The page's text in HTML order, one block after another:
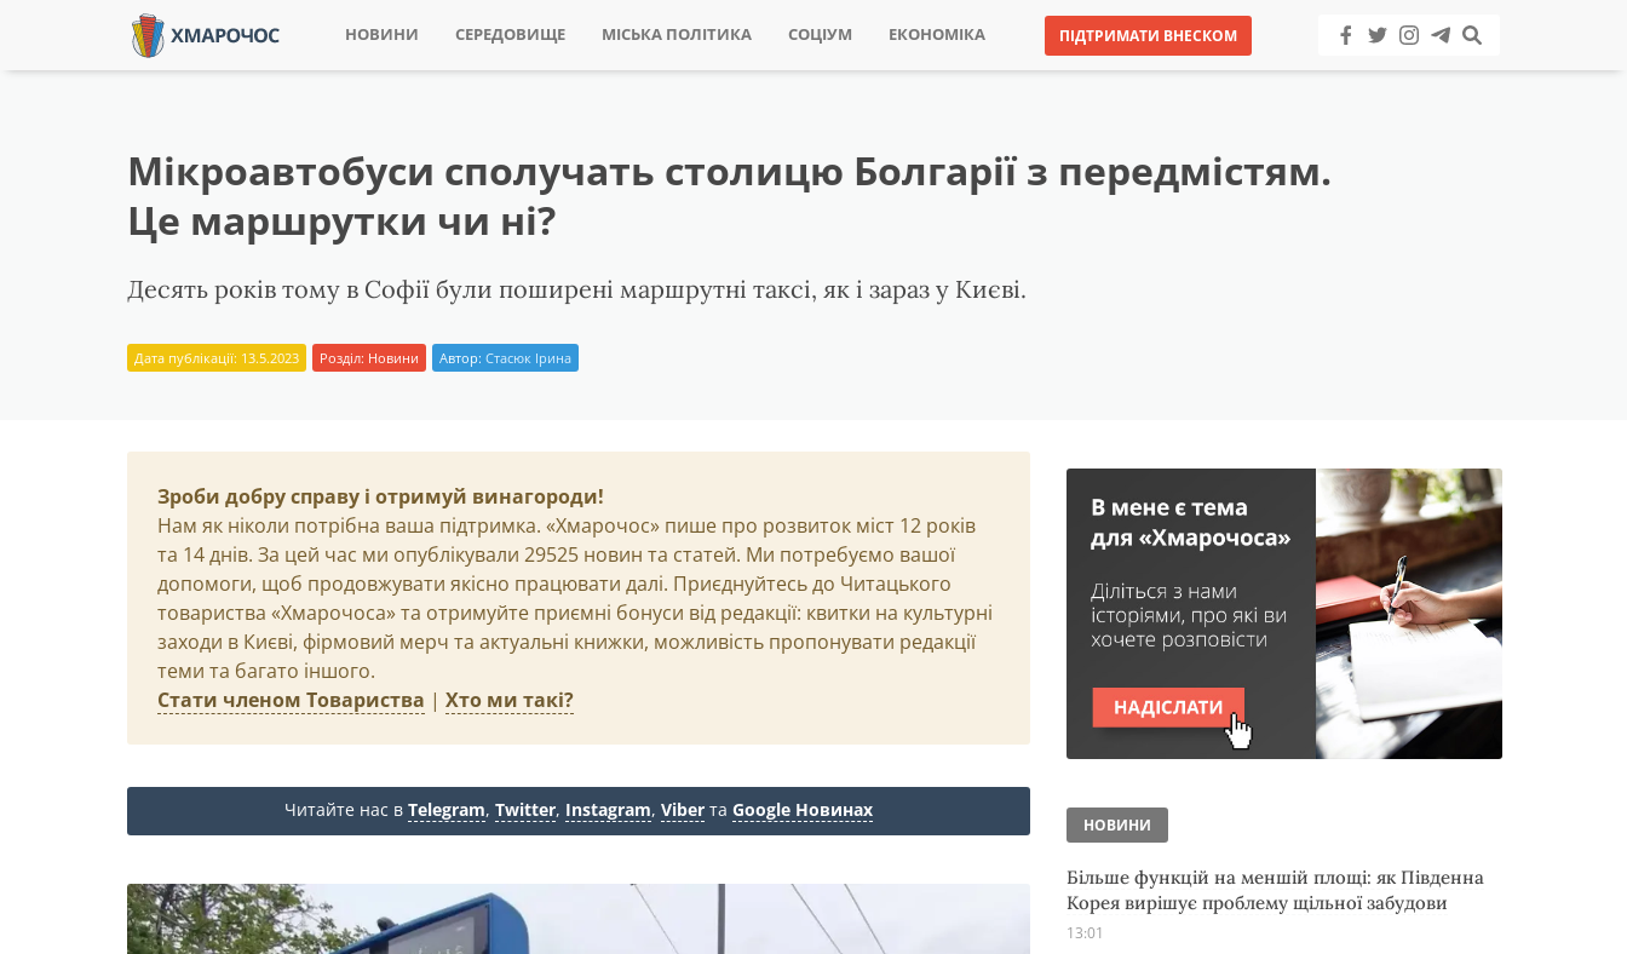
НОВИНИ СЕРЕДОВИЩЕ МІСЬКА ПОЛІТИКА СОЦІУМ ЕКОНОМІКА ПІДТРИМАТИ ВНЕСКОМ
Мікроавтобуси сполучать столицю Болгарії з передмістям.
Це маршрутки чи ні?
Десять років тому в Софії були поширені маршрутні таксі, як і зараз у Києві.
Дата публікації: 13.5.2023 Розділ: Новини Автор: Стасюк Ірина
Зроби добру справу і отримуй винагороди!
Нам як ніколи потрібна ваша підтримка. «Хмарочос» пише про розвиток міст 12 років
та 14 днів. За цей час ми опублікували 29525 новин та статей. Ми потребуємо вашої
допомоги, щоб продовжувати якісно працювати далі. Приєднуйтесь до Читацького
товариства «Хмарочоса» та отримуйте приємні бонуси від редакції: квитки на культурні
заходи в Києві, фірмовий мерч та актуальні книжки, можливість пропонувати редакції
теми та багато іншого.
Стати членом Товариства | Хто ми такі?
Читайте нас в Telegram, Twitter, Instagram, Viber та Google Новинах
НОВИНИ
Більше функцій на меншій площі: як Південна
Корея вирішує проблему щільної забудови
13:01